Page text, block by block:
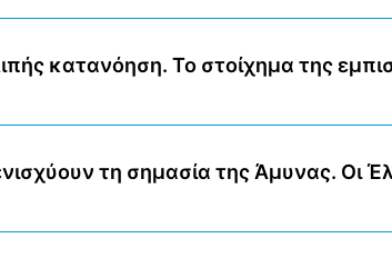
κατανόηση. Το στοίχημα της
τη σημασία της Άμυνας. Οι